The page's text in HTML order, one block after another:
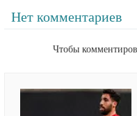
Нет комментариев
Чтобы